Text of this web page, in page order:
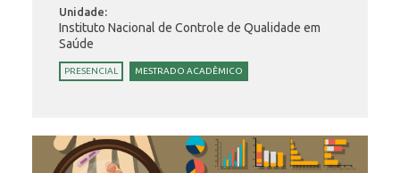
Unidade:
Instituto Nacional de Controle de Qualidade em
Saúde
PRESENCIAL MESTRADO ACADÊMICO